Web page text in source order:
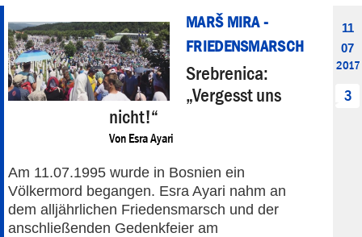
MARŠ MIRA -
FRIEDENSMARSCH
Srebrenica:
„Vergesst uns
nicht!“
Von Esra Ayari
Am 11.07.1995 wurde in Bosnien ein
Völkermord begangen. Esra Ayari nahm an
dem alljährlichen Friedensmarsch und der
anschließenden Gedenkfeier am
11
07
2017
3